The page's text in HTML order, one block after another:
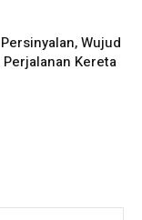
Wujud
Kereta